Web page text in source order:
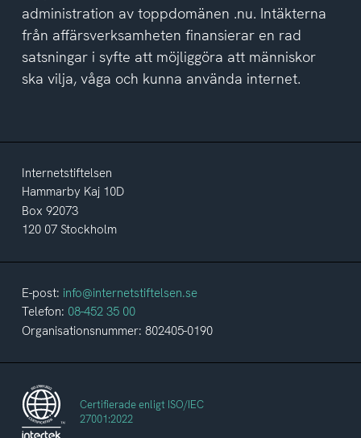
administration av toppdomänen .nu. Intäkterna
från affärsverksamheten finansierar en rad
satsningar i syfte att möjliggöra att människor
ska vilja, våga och kunna använda internet.
Internetstiftelsen
Hammarby Kaj 10D
Box 92073
120 07 Stockholm
E-post: info@internetstiftelsen.se
Telefon: 08-452 35 00
Organisationsnummer: 802405-0190
Certifierade enligt ISO/IEC
27001:2022